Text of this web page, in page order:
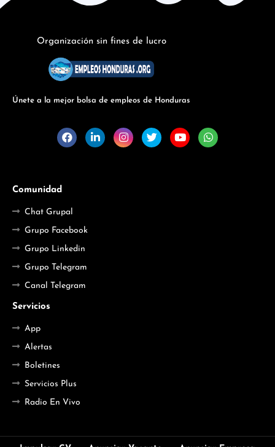
Organización sin fines de lucro
Únete a la mejor bolsa de empleos de Honduras
Comunidad
Chat Grupal
Grupo Facebook
Grupo Linkedin
Grupo Telegram
Canal Telegram
Servicios
App
Alertas
Boletines
Servicios Plus
Radio En Vivo